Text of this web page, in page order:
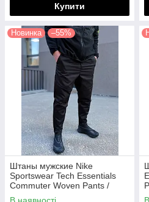
Купити
Новинка –55%
Штаны мужские Nike
Sportswear Tech Essentials
Commuter Woven Pants /
DH4225-010
В наявності